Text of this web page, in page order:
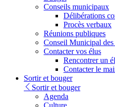
Conseils municipaux
Délibérations
Procès verbaux
Réunions publiques
Conseil Municipal des
Contacter vos élus
Rencontrer un
Contacter le
Sortir et bouger
Sortir et bouger
Agenda
Culture